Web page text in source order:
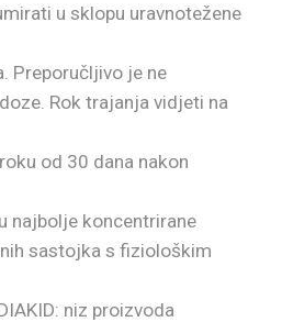
u sklopu uravnotežene
Preporučljivo je ne
Rok trajanja vidjeti na
od 30 dana nakon
najbolje koncentrirane
sastojka s fiziološkim
niz proizvoda